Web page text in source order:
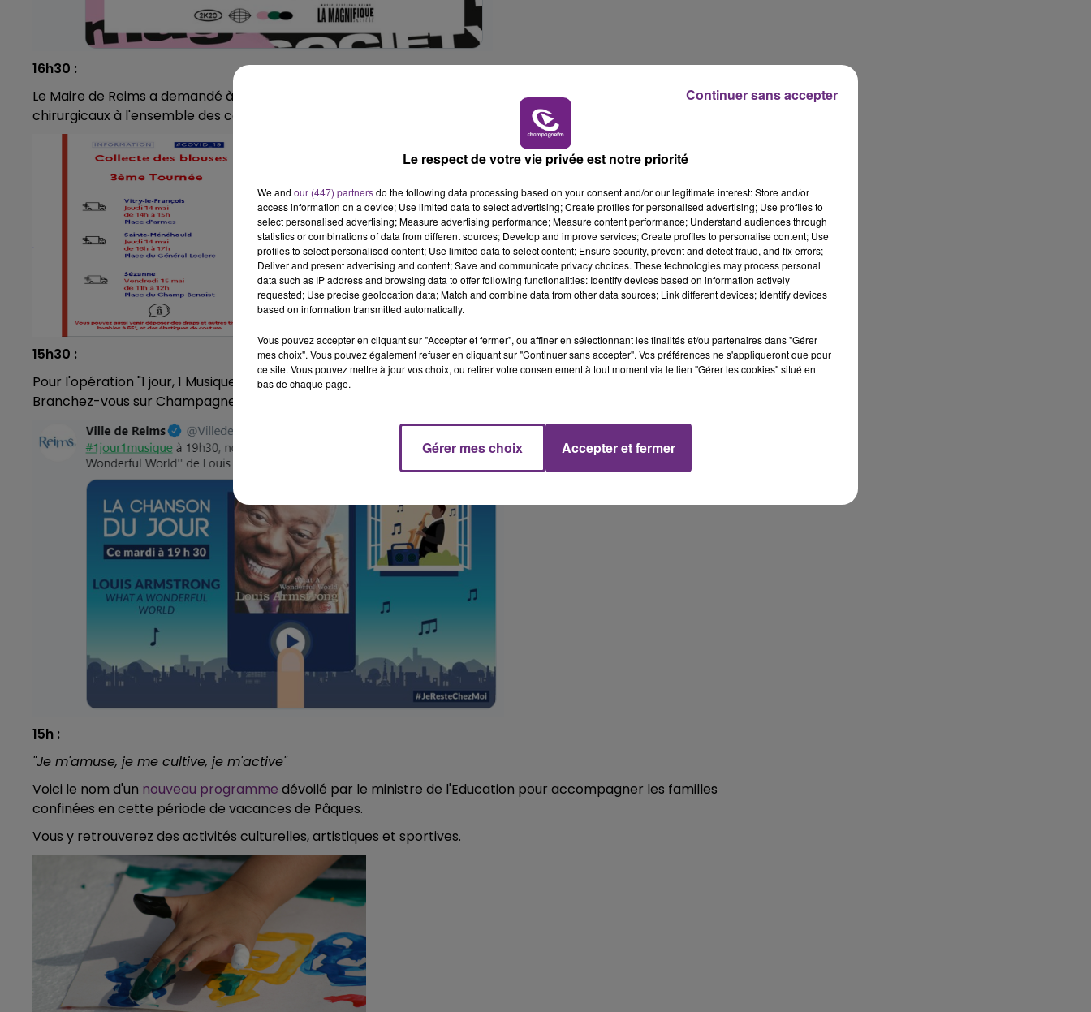
16h30 :
Le Maire de Reims a demandé à la police municipale d'assurer dès demain une distribution de masques
chirurgicaux à l'ensemble des commerces de première nécessité.
15h30 :
Pour l'opération "1 jour, 1 Musique", la ville de Reims a choisi "What a wonderful world" de Louis Amstrong.
Branchez-vous sur Champagne FM à 19h30, montez le son et ouvrez vos fenêtres !
15h :
"Je m'amuse, je me cultive, je m'active"
Voici le nom d'un nouveau programme dévoilé par le ministre de l'Education pour accompagner les familles
confinées en cette période de vacances de Pâques.
Vous y retrouverez des activités culturelles, artistiques et sportives.
Le respect de votre vie privée est notre priorité
We and our (447) partnersdo the following data processing based on your consent and/or our legitimate interest: Store and/or
access information on a device; Use limited data to select advertising; Create profiles for personalised advertising; Use profiles to
select personalised advertising; Measure advertising performance; Measure content performance; Understand audiences through
statistics or combinations of data from different sources; Develop and improve services; Create profiles to personalise content; Use
profiles to select personalised content; Use limited data to select content; Ensure security, prevent and detect fraud, and fix errors;
Deliver and present advertising and content; Save and communicate privacy choices. These technologies may process personal
data such as IP address and browsing data to offer following functionalities: Identify devices based on information actively
requested; Use precise geolocation data; Match and combine data from other data sources; Link different devices; Identify devices
based on information transmitted automatically.
Vous pouvez accepter en cliquant sur "Accepter et fermer", ou affiner en sélectionnant les finalités et/ou partenaires dans "Gérer
mes choix". Vous pouvez également refuser en cliquant sur "Continuer sans accepter". Vos préférences ne s'appliqueront que pour
ce site. Vous pouvez mettre à jour vos choix, ou retirer votre consentement à tout moment via le lien "Gérer les cookies" situé en
bas de chaque page.
Gérer mes choix Accepter et fermer
Continuer sans accepter